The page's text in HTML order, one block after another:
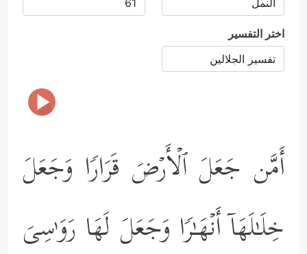
اختر التفسير
أَمَّن جَعَلَ ٱلۡأَرۡضَ قَرَارࣰا وَجَعَلَ
خِلَـٰلَهَاۤ أَنۡهَـٰرࣰا وَجَعَلَ لَهَا رَوَ ٰ⁠سِیَ